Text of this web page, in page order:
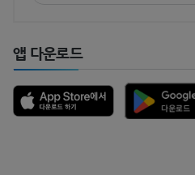
앱 다운로드